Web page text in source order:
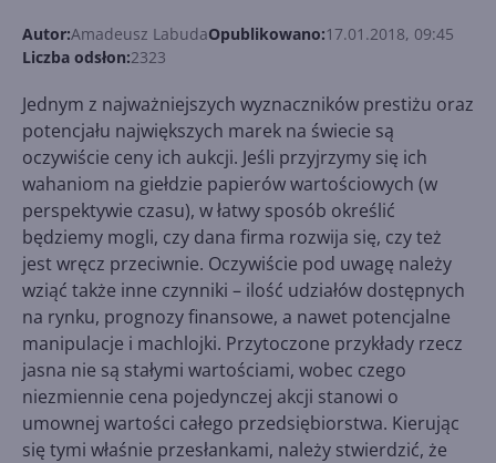
Autor:Amadeusz LabudaOpublikowano:17.01.2018, 09:45
Liczba odsłon:2323
Jednym z najważniejszych wyznaczników prestiżu oraz
potencjału największych marek na świecie są
oczywiście ceny ich aukcji. Jeśli przyjrzymy się ich
wahaniom na giełdzie papierów wartościowych (w
perspektywie czasu), w łatwy sposób określić
będziemy mogli, czy dana firma rozwija się, czy też
jest wręcz przeciwnie. Oczywiście pod uwagę należy
wziąć także inne czynniki – ilość udziałów dostępnych
na rynku, prognozy finansowe, a nawet potencjalne
manipulacje i machlojki. Przytoczone przykłady rzecz
jasna nie są stałymi wartościami, wobec czego
niezmiennie cena pojedynczej akcji stanowi o
umownej wartości całego przedsiębiorstwa. Kierując
się tymi właśnie przesłankami, należy stwierdzić, że